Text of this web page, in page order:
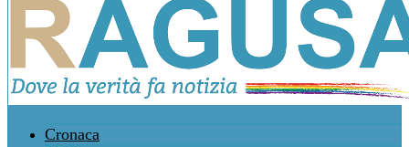
Cronaca